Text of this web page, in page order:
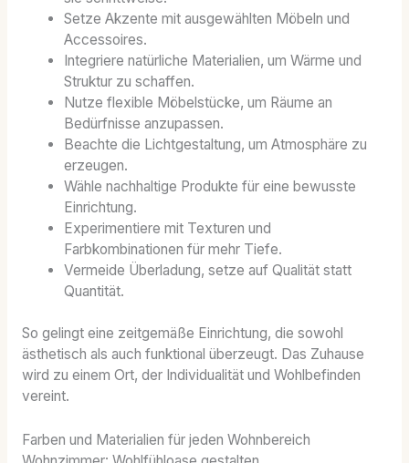
Setze Akzente mit ausgewählten Möbeln und
Accessoires.
Integriere natürliche Materialien, um Wärme und
Struktur zu schaffen.
Nutze flexible Möbelstücke, um Räume an
Bedürfnisse anzupassen.
Beachte die Lichtgestaltung, um Atmosphäre zu
erzeugen.
Wähle nachhaltige Produkte für eine bewusste
Einrichtung.
Experimentiere mit Texturen und
Farbkombinationen für mehr Tiefe.
Vermeide Überladung, setze auf Qualität statt
Quantität.
So gelingt eine zeitgemäße Einrichtung, die sowohl
ästhetisch als auch funktional überzeugt. Das Zuhause
wird zu einem Ort, der Individualität und Wohlbefinden
vereint.
Farben und Materialien für jeden Wohnbereich